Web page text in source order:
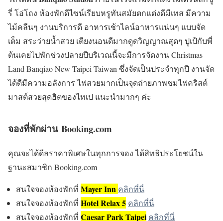
รี่ โอ่โถง ห้องพักดีไซน์เรียบหรูทันสมัยตกแต่งดีมีเทส มีความ
ไม้คลีนๆ งานบริการดี อาหารเช้าไลน์อาหารแน่นๆ แบบจัด
เต็ม สระว่ายน้ำสวย เตียงนอนดีมากดูดวิญญาณสุดๆ ปูเป้กับพี่
ต้นเคยไปพักช่วงปลายปีบริเวณนี้จะมีการจัดงาน Christmas
Land Banqiao New Taipei Taiwan ซึ่งจัดเป็นประจำทุกปี งานจัด
ได้ดีมีความอลังการ ไฟสวยมากเป็นจุดถ่ายภาพชมไฟคริสต์
มาสต์สวยสุดฮิตของไทเป แนะนำมากๆ ค่ะ
จองที่พักผ่าน Booking.com
คุณจะได้ดีลราคาพิเศษในทุกการจอง ได้สิทธิประโยชน์ใน
ฐานะสมาชิก Booking.com
สนใจจองห้องพักที่ Mayer Inn คลิกที่นี่
สนใจจองห้องพักที่ Hotel Relax 5 คลิกที่นี่
สนใจจองห้องพักที่ Caesar Park Taipei คลิกที่นี่